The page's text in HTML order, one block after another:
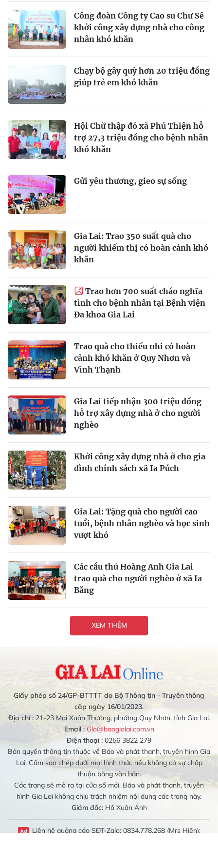
Công đoàn Công ty Cao su Chư Sê
khởi công xây dựng nhà cho công
nhân khó khăn
Chạy bộ gây quỹ hơn 20 triệu đồng
giúp trẻ em khó khăn
Hội Chữ thập đỏ xã Phú Thiện hỗ
trợ 27,3 triệu đồng cho bệnh nhân
khó khăn
Gửi yêu thương, gieo sự sống
Gia Lai: Trao 350 suất quà cho
người khiếm thị có hoàn cảnh khó
khăn
Trao hơn 700 suất cháo nghĩa
tình cho bệnh nhân tại Bệnh viện
Đa khoa Gia Lai
Trao quà cho thiếu nhi có hoàn
cảnh khó khăn ở Quy Nhơn và
Vĩnh Thạnh
Gia Lai tiếp nhận 300 triệu đồng
hỗ trợ xây dựng nhà ở cho người
nghèo
Khởi công xây dựng nhà ở cho gia
đình chính sách xã Ia Púch
Gia Lai: Tặng quà cho người cao
tuổi, bệnh nhân nghèo và học sinh
vượt khó
Các cầu thủ Hoàng Anh Gia Lai
trao quà cho người nghèo ở xã Ia
Băng
XEM THÊM
Giấy phép số 24/GP-BTTTT do Bộ Thông tin - Truyền thông
cấp ngày 16/01/2023.
Địa chỉ :21-23 Mai Xuân Thưởng, phường Quy Nhơn, tỉnh Gia Lai.
Email : Glo@baogialai.com.vn
Điện thoại : 0256 3822 279
Bản quyền thông tin thuộc về Báo và phát thanh, truyền hình Gia
Lai. Cấm sao chép dưới mọi hình thức nếu không có sự chấp
thuận bằng văn bản.
Các trang sẽ mở ra tại cửa sổ mới. Báo và phát thanh, truyền
hình Gia Lai không chịu trách nhiệm nội dung các trang này.
Giám đốc:Hồ Xuân Ánh
Liên hệ quảng cáo SĐT-Zalo: 0834.778.268 (Mrs Hiền);